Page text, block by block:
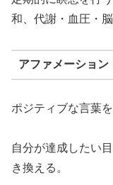
和、代謝・血圧・
アファメーション
ポジティブな言葉
自分が達成したい
き換える。